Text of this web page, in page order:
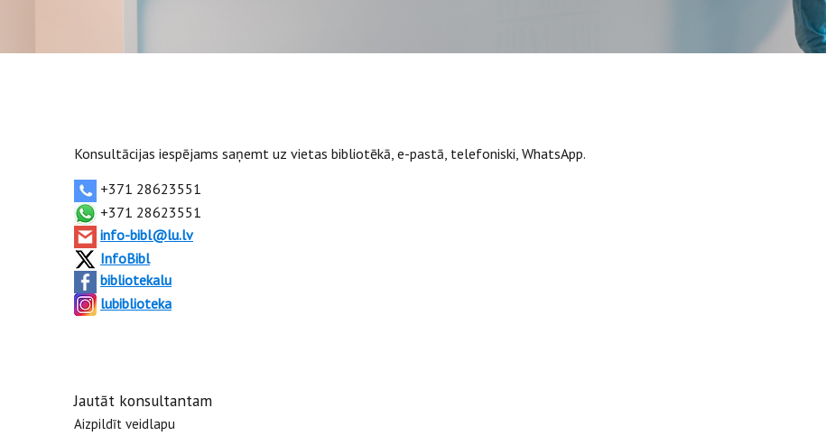
Konsultācijas iespējams saņemt uz vietas bibliotēkā, e-pastā, telefoniski, WhatsApp.
+371 28623551
+371 28623551
info-bibl@lu.lv
InfoBibl
bibliotekalu
lubiblioteka
Jautāt konsultantam
Aizpildīt veidlapu